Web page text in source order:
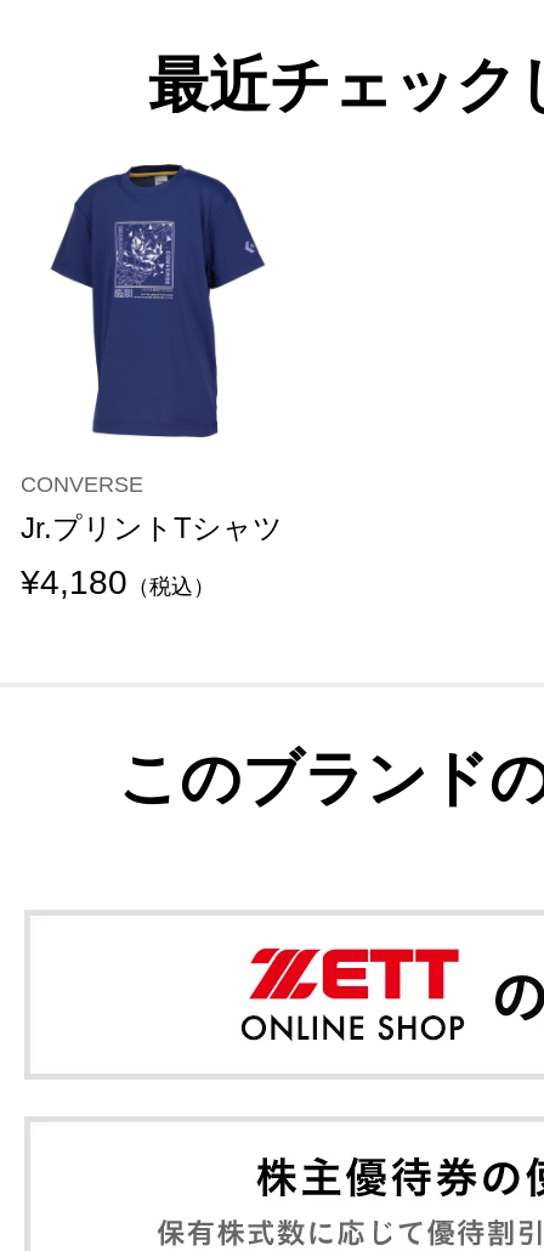
最近チェック
CONVERSE
Jr.プリントTシャツ
¥4,180 （税込）
このブランド